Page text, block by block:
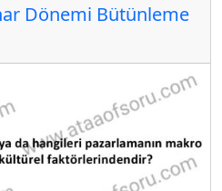
Dönemi Bütünleme